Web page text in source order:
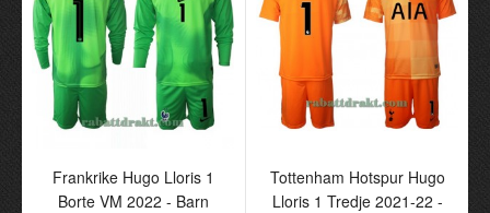
Frankrike Hugo Lloris 1
Borte VM 2022 - Barn
Tottenham Hotspur Hugo
Lloris 1 Tredje 2021-22 -